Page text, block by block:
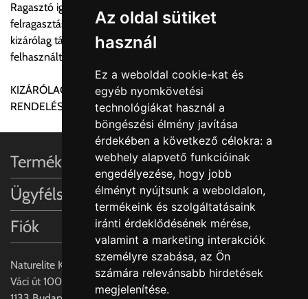
Az oldal sütiket
használ
Ez a weboldal cookie-kat és
egyéb nyomkövetési
technológiákat használ a
böngészési élmény javítása
érdekében a következő célokra: a
webhely alapvető funkcióinak
engedélyezése, hogy jobb
élményt nyújtsunk a weboldalon,
termékeink és szolgáltatásaink
iránti érdeklődésének mérése,
valamint a marketing interakciók
személyre szabása, az Ön
számára relevánsabb hirdetések
megjelenítése.
automatikusan nem ajánl fel szállítási költséget, úgy válassza
a 0.- forintos szállítást, kollégáink megvizsgálják a vásárolt
termék adatait, majd visszaigazolják a szállítás költségét.
Ingyenes szállítási lehetőség nincs!
Egyes termékek súlyát a program nem ismeri, rendelés esetén
a központ igazolja vissza. Amennyiben a költséget az Ön által
gondoltnál magasabb értékben igazoljuk vissza, úgy a
visszaigazolástól számított 24 órán belül a terméket
lemondhatja, vagy kérheti a személyes átvételre való
módosítását.
FIGYELEM!!
KERÁMIA TERMÉKEK SZÁLLÍTATÁSA NEM, VAGY CSAK
A MEGRENDELŐ KIFEJEZETT KÉRÉSÉRE ÉS
FELELŐSSÉGÉRE LEHETSÉGES!!
Egyéb leírások:
Ragasztó igény: Jellemzően 1darab 3m-es gerenda
felragasztása 300ml ragastót ígényel. A jelzett mennyiség
kizárólag támpont a rendeléshez. Különböző okokból a
felhasznált mennyiség nagyságrendileg eltérhet.
KIZÁRÓLAG DECOSA TERMÉKKEL EGYÜTT VALÓ
RENDELÉS ESETÉN RENDELHETŐ!!
Naturelite Kft,
Váci út 100.,
Termékinformációk
Ügyfélszolgálat
Fiók